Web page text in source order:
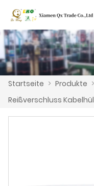
Startseite > Produkte >
Reißverschluss